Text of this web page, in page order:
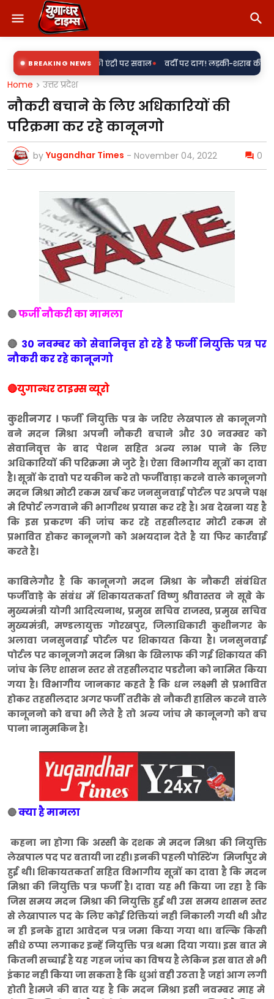
BREAKING NEWS
'राकेश' की एंट्री पर सवाल• वर्दी पर दाग! लड़की-शराब की मांग और
Home उत्तर प्रदेश
नौकरी बचाने के लिए अधिकारियों की
परिक्रमा कर रहे कानूनगो
by Yugandhar Times - November 04, 2022 0
🔴फर्जी नौकरी का मामला
🔴 30 नवम्बर को सेवानिवृत्त हो रहे है फर्जी नियुक्ति पत्र पर
नौकरी कर रहे कानूनगो
🔴युगान्धर टाइम्स व्यूरो
कुशीनगर । फर्जी नियुक्ति पत्र के जरिए लेखपाल से कानूनगो
बने मदन मिश्रा अपनी नौकरी बचाने और 30 नवम्बर को
सेवानिवृत्त के बाद पेशन सहित अन्य लाभ पाने के लिए
अधिकारियों की परिक्रमा मे जुटे है। ऐसा विभागीय सूत्रों का दावा
है। सूत्रों के दावो पर यकीन करे तो फर्जीवाड़ा करने वाले कानूनगो
मदन मिश्रा मोटी रकम खर्च कर जनसुनवाई पोर्टल पर अपने पक्ष
मे रिपोर्ट लगवाने की भागीरथ प्रयास कर रहे है। अब देखना यह है
कि इस प्रकरण की जांच कर रहे तहसीलदार मोटी रकम से
प्रभावित होकर कानूनगो को अभयदान देते है या फिर कार्रवाई
करते है।
काबिलेगौर है कि कानूनगो मदन मिश्रा के नौकरी संबंधित
फर्जीवाड़े के संबंध में शिकायतकर्ता विष्णु श्रीवास्तव ने सूबे के
मुख्यमंत्री योगी आदित्यनाथ, प्रमुख सचिव राजस्व, प्रमुख सचिव
मुख्यमंत्री, मण्डलायुक्त गोरखपुर, जिलाधिकारी कुशीनगर के
अलावा जनसुनवाई पोर्टल पर शिकायत किया है। जनसुनवाई
पोर्टल पर कानूनगो मदन मिश्रा के खिलाफ की गई शिकायत की
जांच के लिए शासन स्तर से तहसीलदार पडरौना को नामित किया
गया है। विभागीय जानकार कहते है कि धन लक्ष्मी से प्रभावित
होकर तहसीलदार अगर फर्जी तरीके से नौकरी हासिल करने वाले
कानूननो को बचा भी लेते है तो अन्य जांच मे कानूनगो को बच
पाना नामुमकिन है।
🔴क्या है मामला
कहना ना होगा कि अस्सी के दशक मे मदन मिश्रा की नियुक्ति
लेखपाल पद पर बतायी जा रही। इनकी पहली पोस्टिंग मिर्जापुर मे
हुई थी। शिकायतकर्ता सहित विभागीय सूत्रों का दावा है कि मदन
मिश्रा की नियुक्ति पत्र फर्जी है। दावा यह भी किया जा रहा है कि
जिस समय मदन मिश्रा की नियुक्ति हुई थी उस समय शासन स्तर
से लेखापाल पद के लिए कोई रिक्तियां नही निकाली गयी थी और
न ही इनके द्वारा आवेदन पत्र जमा किया गया था। बल्कि किसी
सीधे ठप्पा लगाकर इन्हें नियुक्ति पत्र थमा दिया गया। इस बात मे
कितनी सच्चाई है यह गहन जांच का विषय है लेकिन इस बात से भी
इंकार नही किया जा सकता है कि धुआं वही उठता है जहां आग लगी
होती है।मजे की बात यह है कि मदन मिश्रा इसी नवम्बर माह मे